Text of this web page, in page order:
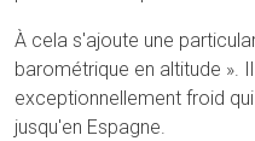
À cela s'ajoute une
barométrique en altitude ».
exceptionnellement froid
jusqu'en Espagne.